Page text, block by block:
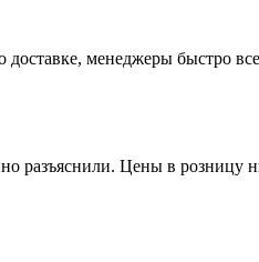
доставке, менеджеры быстро
разъяснили. Цены в розницу